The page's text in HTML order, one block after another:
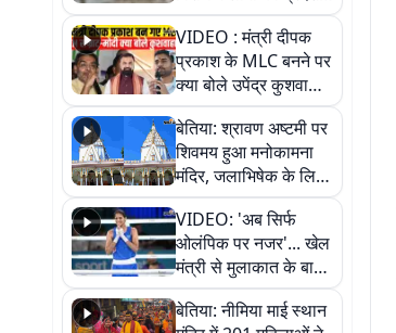
स्थायी समाधान की मांग
VIDEO : मंत्री दीपक
प्रकाश के MLC बनने पर
क्या बोले उपेंद्र कुशवाहा,
सुनिए
बेतिया: श्रावण अष्टमी पर
शिवमय हुआ मनोकामना
मंदिर, जलाभिषेक के लिए
लगी लंबी कतारें
VIDEO: 'अब सिर्फ
ओलंपिक पर नजर'... खेल
मंत्री से मुलाकात के बाद
जैसमीन लंबोरिया का बड़ा
बयान
बेतिया: नीमिया माई स्थान